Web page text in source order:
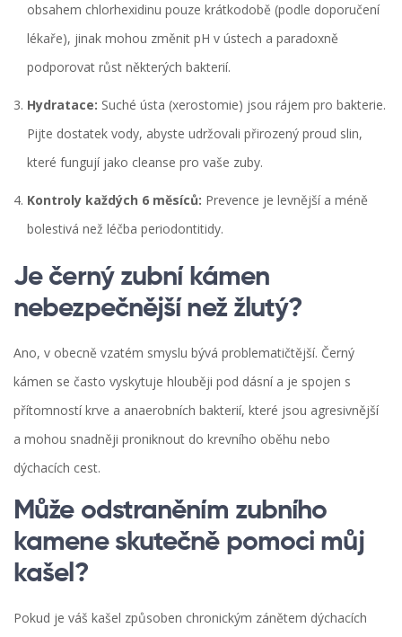
obsahem chlorhexidinu pouze krátkodobě (podle doporučení
lékaře), jinak mohou změnit pH v ústech a paradoxně
podporovat růst některých bakterií.
Hydratace: Suché ústa (xerostomie) jsou rájem pro bakterie.
Pijte dostatek vody, abyste udržovali přirozený proud slin,
které fungují jako cleanse pro vaše zuby.
Kontroly každých 6 měsíců: Prevence je levnější a méně
bolestivá než léčba periodontitidy.
Je černý zubní kámen
nebezpečnější než žlutý?
Ano, v obecně vzatém smyslu bývá problematičtější. Černý
kámen se často vyskytuje hlouběji pod dásní a je spojen s
přítomností krve a anaerobních bakterií, které jsou agresivnější
a mohou snadněji proniknout do krevního oběhu nebo
dýchacích cest.
Může odstraněním zubního
kamene skutečně pomoci můj
kašel?
Pokud je váš kašel způsoben chronickým zánětem dýchacích